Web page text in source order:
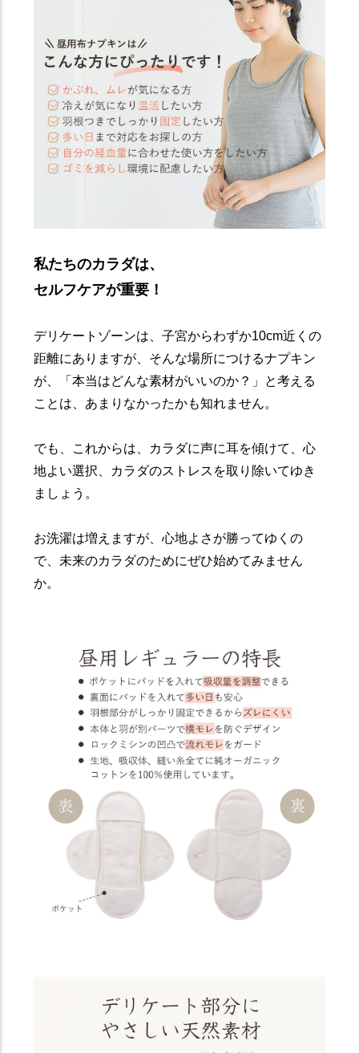
私たちのカラダは、
セルフケアが重要！
デリケートゾーンは、子宮からわずか10cm近くの
距離にありますが、そんな場所につけるナプキン
が、「本当はどんな素材がいいのか？」と考える
ことは、あまりなかったかも知れません。
でも、これからは、カラダに声に耳を傾けて、心
地よい選択、カラダのストレスを取り除いてゆき
ましょう。
お洗濯は増えますが、心地よさが勝ってゆくの
で、未来のカラダのためにぜひ始めてみません
か。